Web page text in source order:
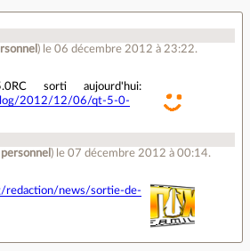
) le 06 décembre 2012 à 23:22.
sorti aujourd'hui:
2012/12/06/qt-5-0-
) le 07 décembre 2012 à 00:14.
redaction/news/sortie-de-